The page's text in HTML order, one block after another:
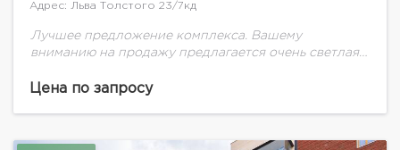
Адрес: Льва Толстого 23/7кд
Лучшее предложение комплекса. Вашему
вниманию на продажу предлагается очень светлая
площадью 138 м.кв.Правильная форма квартиры
Цена по запросу